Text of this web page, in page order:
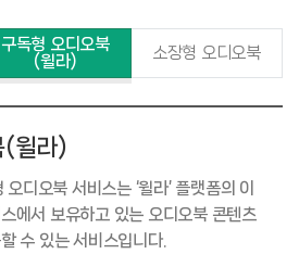
구독형 오디오북
(윌라)
소장형 오디오북
(윌라)
디오북 서비스는 ‘윌라’ 플랫폼의 이
에서 보유하고 있는 오디오북 콘텐츠
수 있는 서비스입니다.